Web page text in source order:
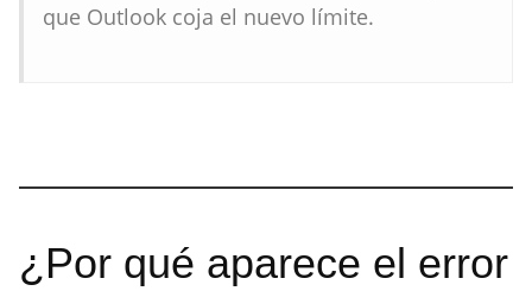
que Outlook coja el nuevo límite.
¿Por qué aparece el error